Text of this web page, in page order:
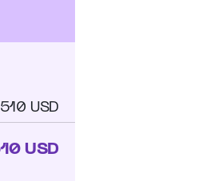
510 USD
USD